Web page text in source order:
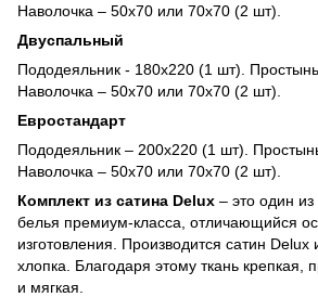
Наволочка – 50х70 или 70х70 (2 шт).
Двуспальный
Пододеяльник - 180х220 (1 шт).
Наволочка – 50х70 или 70х70 (2 шт).
Евростандарт
Пододеяльник – 200х220 (1 шт).
Наволочка – 50х70 или 70х70 (2 шт).
Комплект из сатина Delux – это один из
белья премиум-класса, отличающийся
изготовления. Производится сатин Delux
хлопка. Благодаря этому ткань крепкая,
и мягкая.